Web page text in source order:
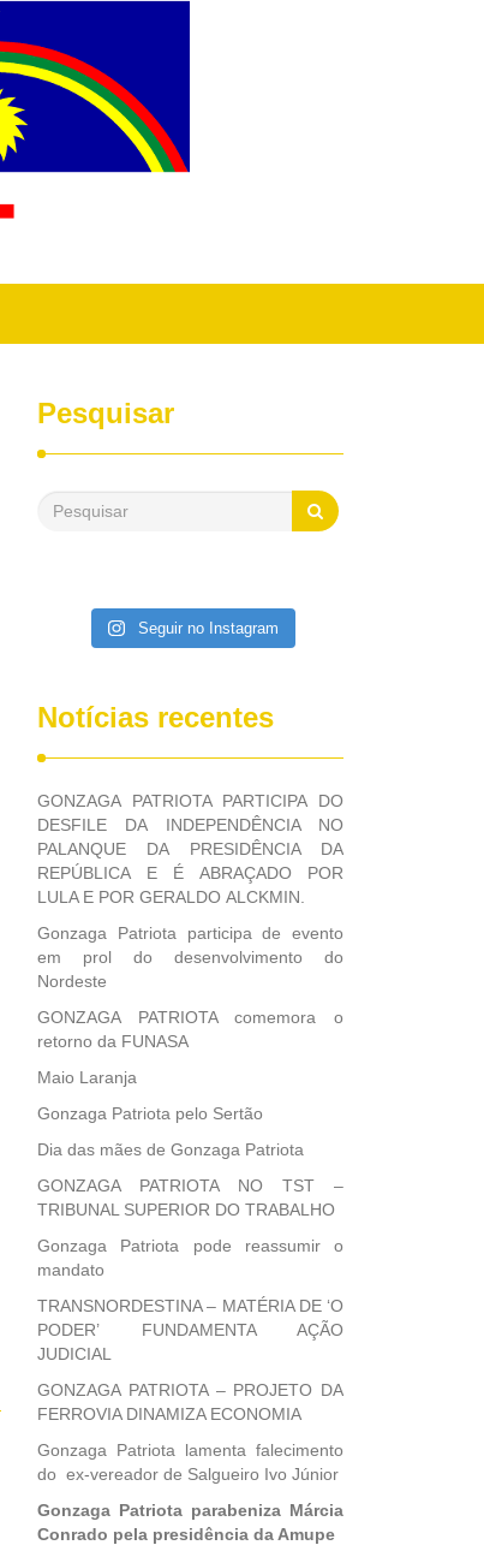
Pesquisar
Seguir no Instagram
Notícias recentes
GONZAGA PATRIOTA PARTICIPA DO
DESFILE DA INDEPENDÊNCIA NO
PALANQUE DA PRESIDÊNCIA DA
REPÚBLICA E É ABRAÇADO POR
LULA E POR GERALDO ALCKMIN.
Gonzaga Patriota participa de evento
em prol do desenvolvimento do
Nordeste
GONZAGA PATRIOTA comemora o
retorno da FUNASA
Maio Laranja
Gonzaga Patriota pelo Sertão
Dia das mães de Gonzaga Patriota
GONZAGA PATRIOTA NO TST –
TRIBUNAL SUPERIOR DO TRABALHO
Gonzaga Patriota pode reassumir o
mandato
TRANSNORDESTINA – MATÉRIA DE ‘O
PODER’ FUNDAMENTA AÇÃO
JUDICIAL
GONZAGA PATRIOTA – PROJETO DA
FERROVIA DINAMIZA ECONOMIA
Gonzaga Patriota lamenta falecimento
do ex-vereador de Salgueiro Ivo Júnior
Gonzaga Patriota parabeniza Márcia
Conrado pela presidência da Amupe